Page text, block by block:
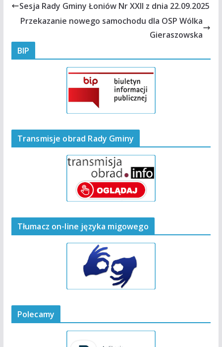
Sesja Rady Gminy Łoniów Nr XXII z dnia 22.09.2025
Przekazanie nowego samochodu dla OSP Wólka
Gieraszowska
BIP
Transmisje obrad Rady Gminy
Tłumacz on-line języka migowego
Polecamy